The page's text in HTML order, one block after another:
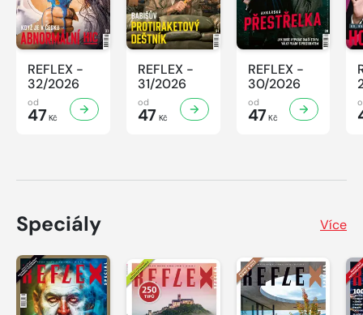
REFLEX -
32/2026
od
47 Kč
REFLEX -
31/2026
od
47 Kč
REFLEX -
30/2026
od
47Kč
Speciály Více